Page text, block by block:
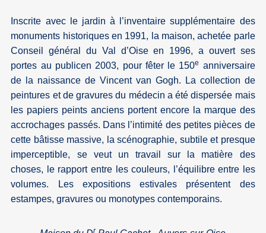
Inscrite avec le jardin à l’inventaire supplémentaire des
monuments historiques en 1991, la maison, achetée parle
Conseil général du Val d’Oise en 1996, a ouvert ses
portes au publicen 2003, pour fêter le 150e anniversaire
de la naissance de Vincent van Gogh. La collection de
peintures et de gravures du médecin a été dispersée mais
les papiers peints anciens portent encore la marque des
accrochages passés. Dans l’intimité des petites pièces de
cette bâtisse massive, la scénographie, subtile et presque
imperceptible, se veut un travail sur la matière des
choses, le rapport entre les couleurs, l’équilibre entre les
volumes. Les expositions estivales présentent des
estampes, gravures ou monotypes contemporains.
r